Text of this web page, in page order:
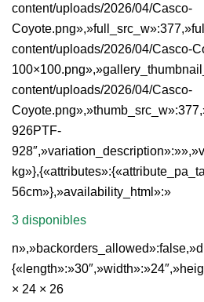
content/uploads/2026/04/Casco-
content/uploads/2026/04/Casco-
content/uploads/2026/04/Casco-
926PTF-
56cm»},»availability_html»:»
3 disponibles
× 24 × 26